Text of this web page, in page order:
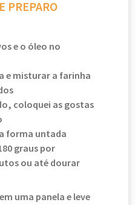
PREPARO
e o óleo no
e misturar a farinha
coloquei as gostas
forma untada
graus por
ou até dourar
uma panela e leve